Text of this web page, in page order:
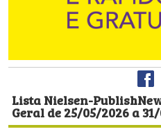
Lista Nielsen-
Geral de 25/05/2026 a